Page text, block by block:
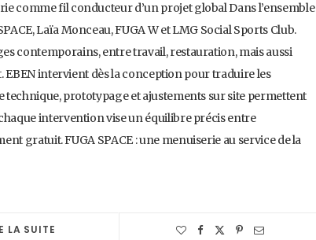
comme fil conducteur d’un projet global Dans l’ensemble
Laïa Monceau, FUGA W et LMG Social Sports Club.
contemporains, entre travail, restauration, mais aussi
intervient dès la conception pour traduire les
prototypage et ajustements sur site permettent
intervention vise un équilibre précis entre
gratuit. FUGA SPACE : une menuiserie au service de la
LA SUITE